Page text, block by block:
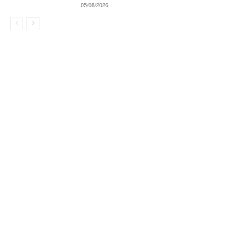
05/08/2026